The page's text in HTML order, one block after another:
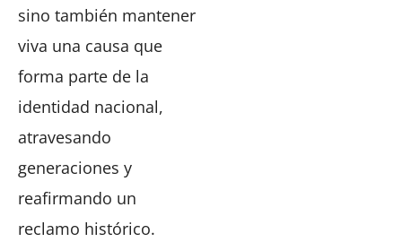
sino también mantener
viva una causa que
forma parte de la
identidad nacional,
atravesando
generaciones y
reafirmando un
reclamo histórico.